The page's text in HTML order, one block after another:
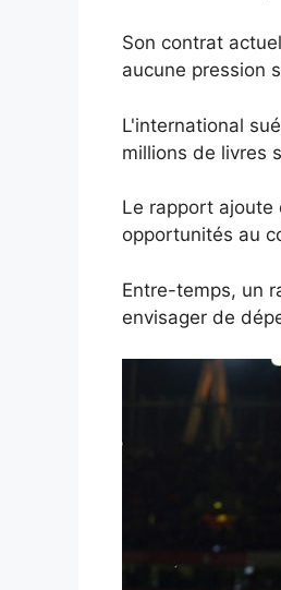
Son contrat
aucune pression
L'international
millions de livres
Le rapport ajoute
opportunités au
Entre-temps, un
envisager de